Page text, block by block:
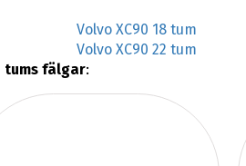
Volvo XC90 18 tum
Volvo XC90 22 tum
tums fälgar: